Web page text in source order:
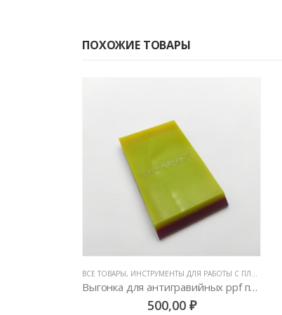
ПОХОЖИЕ ТОВАРЫ
,РАКЕЛИ, ВЫГОНКИ И СГОНЫ
ВСЕ ТОВАРЫ, ИНСТРУМЕНТЫ ДЛЯ РАБОТЫ С ПЛЕНКАМИ
Выгонка полиуретановая с длинной ручкой BlueMax, средней жесткости
800,00 ₽